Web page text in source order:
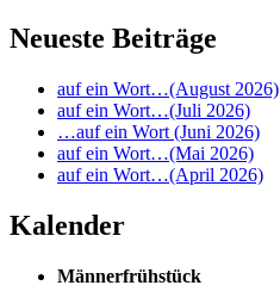
Neueste Beiträge
auf ein Wort…(August 2026)
auf ein Wort…(Juli 2026)
…auf ein Wort (Juni 2026)
auf ein Wort…(Mai 2026)
auf ein Wort…(April 2026)
Kalender
Männerfrühstück